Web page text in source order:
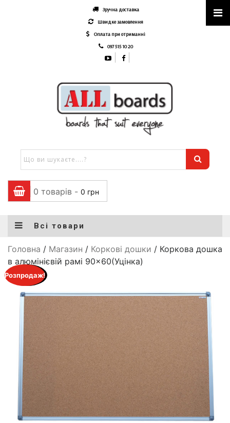
Зручна доставка
Швидке замовлення
Оплата при отриманні
097 515 10 20
0 товарів - 0 грн
Всі товари
Головна / Магазин / Коркові дошки / Коркова дошка
в алюмінієвій рамі 90×60(Уцінка)
Розпродаж!